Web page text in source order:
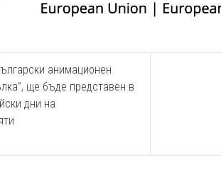
анимационен
ще бъде представен в
дни на